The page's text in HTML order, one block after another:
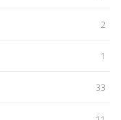
2
1
33